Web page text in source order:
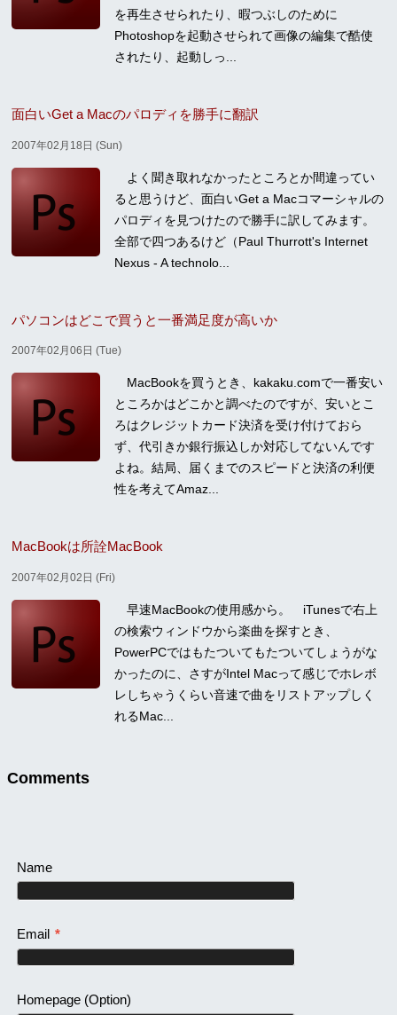
を再生させられたり、暇つぶしのために
Photoshopを起動させられて画像の編集で酷使
されたり、起動しっ...
面白いGet a Macのパロディを勝手に翻訳
2007年02月18日 (Sun)
よく聞き取れなかったところとか間違ってい
ると思うけど、面白いGet a Macコマーシャルの
パロディを見つけたので勝手に訳してみます。
全部で四つあるけど（Paul Thurrott's Internet
Nexus - A technolo...
パソコンはどこで買うと一番満足度が高いか
2007年02月06日 (Tue)
MacBookを買うとき、kakaku.comで一番安い
ところかはどこかと調べたのですが、安いとこ
ろはクレジットカード決済を受け付けておら
ず、代引きか銀行振込しか対応してないんです
よね。結局、届くまでのスピードと決済の利便
性を考えてAmaz...
MacBookは所詮MacBook
2007年02月02日 (Fri)
早速MacBookの使用感から。 iTunesで右上
の検索ウィンドウから楽曲を探すとき、
PowerPCではもたついてもたついてしょうがな
かったのに、さすがIntel Macって感じでホレボ
レしちゃうくらい音速で曲をリストアップしく
れるMac...
Comments
Name
Email *
Homepage(Option)